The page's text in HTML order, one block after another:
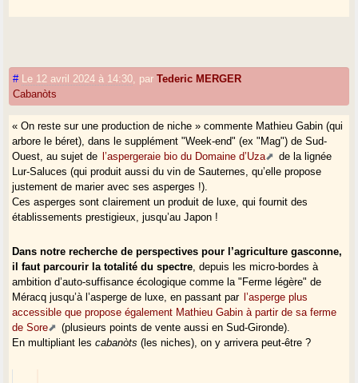
# Le 12 avril 2024 à 14:30 parTederic MERGER
Cabanòts
« On reste sur une production de niche » commente Mathieu Gabin (qui
arbore le béret), dans le supplément "Week-end" (ex "Mag") de Sud-
Ouest, au sujet de l’aspergeraie bio du Domaine d’Uza
de la lignée
Lur-Saluces (qui produit aussi du vin de Sauternes, qu’elle propose
justement de marier avec ses asperges !).
Ces asperges sont clairement un produit de luxe, qui fournit des
établissements prestigieux, jusqu’au Japon !
Dans notre recherche de perspectives pour l’agriculture gasconne,
il faut parcourir la totalité du spectre , depuis les micro-bordes à
ambition d’auto-suffisance écologique comme la "Ferme légère" de
Méracq jusqu’à l’asperge de luxe, en passant par l’asperge plus
accessible que propose également Mathieu Gabin à partir de sa ferme
de Sore
(plusieurs points de vente aussi en Sud-Gironde).
En multipliant lescabanòts (les niches), on y arrivera peut-être ?